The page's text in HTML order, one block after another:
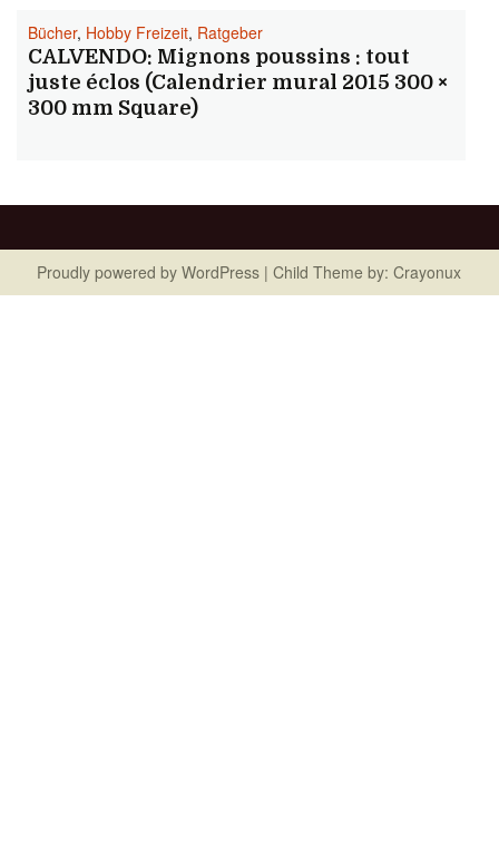
Bücher, Hobby Freizeit, Ratgeber
CALVENDO: Mignons poussins : tout
juste éclos (Calendrier mural 2015 300 ×
300 mm Square)
Proudly powered by WordPress | Child Theme by: Crayonux